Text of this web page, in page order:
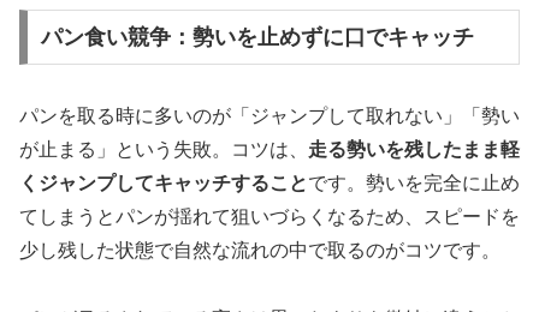
パン食い競争：勢いを止めずに口でキャッチ
パンを取る時に多いのが「ジャンプして取れない」「勢い
が止まる」という失敗。コツは、 走る勢いを残したまま軽
くジャンプしてキャッチすることです。勢いを完全に止め
てしまうとパンが揺れて狙いづらくなるため、スピードを
少し残した状態で自然な流れの中で取るのがコツです。